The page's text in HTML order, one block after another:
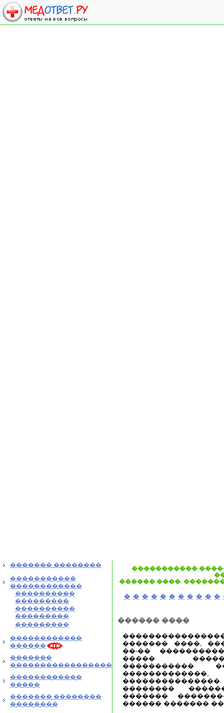
������� ��������
�����������
������������
����������
���������
����������
���������
���������
������������
������
�������
�����������������
������������
�����
������� ��������
��������
�����������
������ ����.
� � � � � � � � � � �
������ ����
������� ����,
��-��
�����
�����������
��������
�������
������ �������